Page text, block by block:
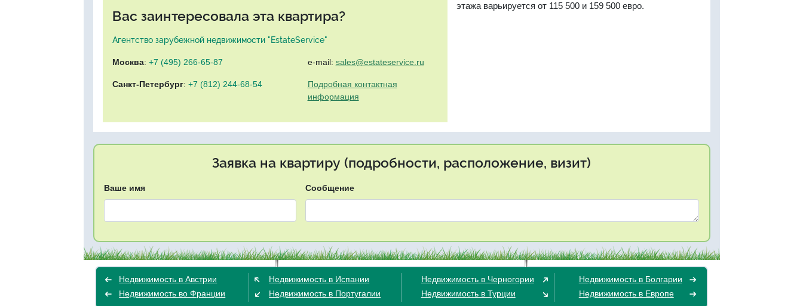
Вас заинтересовала эта квартира?
Агентство зарубежной недвижимости "EstateService"
Москва: +7 (495) 266-65-87
Санкт-Петербург: +7 (812) 244-68-54
e-mail: sales@estateservice.ru
Подробная контактная
информация
этажа варьируется от 115 500 и 159 500 евро.
Заявка на квартиру (подробности, расположение, визит)
Ваше имя Сообщение
Недвижимость в Австрии
Недвижимость во Франции
Недвижимость в Испании
Недвижимость в Португалии
Недвижимость в Черногории
Недвижимость в Турции
Недвижимость в Болгарии
Недвижимость в Европе